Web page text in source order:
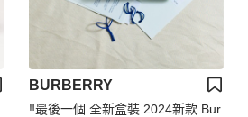
BURBERRY
‼️最後一個 全新盒裝 2024新款 Bur